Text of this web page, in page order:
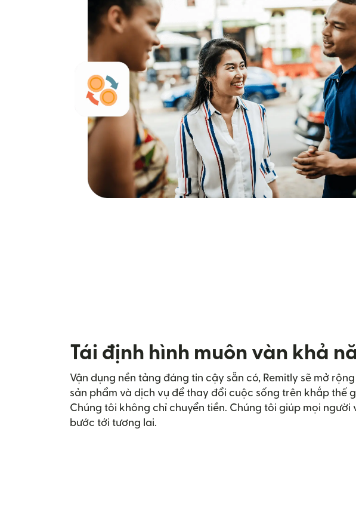
Tái định hình muôn vàn khả
Vận dụng nền tảng đáng tin cậy sẵn có, Remitly sẽ mở
sản phẩm và dịch vụ để thay đổi cuộc sống trên khắp thế
Chúng tôi không chỉ chuyển tiền. Chúng tôi giúp mọi người
bước tới tương lai.